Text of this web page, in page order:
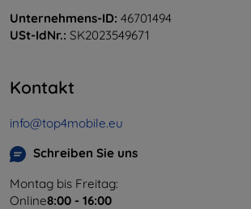
Unternehmens-ID: 46701494
USt-IdNr.: SK2023549671
Kontakt
info@top4mobile.eu
Schreiben Sie uns
Montag bis Freitag:
Online8:00 - 16:00